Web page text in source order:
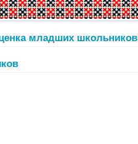
младших школьников